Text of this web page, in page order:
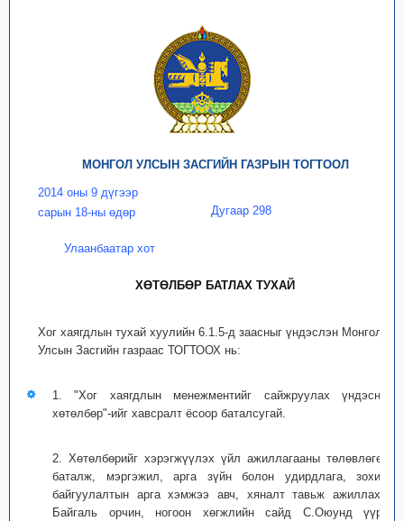
МОНГОЛ УЛСЫН ЗАСГИЙН ГАЗРЫН ТОГТООЛ
2014 оны 9 дүгээр
сарын 18-ны өдөр
Дугаар 298
Улаанбаатар хот
ХӨТӨЛБӨР БАТЛАХ ТУХАЙ
Хог хаягдлын тухай хуулийн 6.1.5-д заасныг үндэслэн Монгол
Улсын Засгийн газраас ТОГТООХ нь:
1. "Хог хаягдлын менежментийг сайжруулах үндэсний
хөтөлбөр"-ийг хавсралт ёсоор баталсугай.
2. Хөтөлбөрийг хэрэгжүүлэх үйл ажиллагааны төлөвлөгөөг
баталж, мэргэжил, арга зүйн болон удирдлага, зохион
байгуулалтын арга хэмжээ авч, хяналт тавьж ажиллахыг
Байгаль орчин, ногоон хөгжлийн сайд С.Оюунд үүрэг